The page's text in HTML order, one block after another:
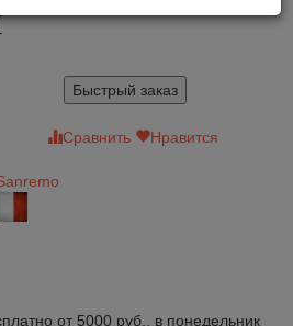
Быстрый заказ
Сравнить
Нравится
от 5000 руб., в понедельник